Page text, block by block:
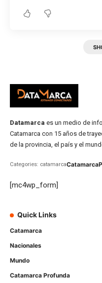
Datamarca es un medio de
Catamarca con 15 años de
de la provincia, el país y el
Categories: catamarcaCatamarca
[mc4wp_form]
Quick Links
Catamarca
Nacionales
Mundo
Catamarca Profunda